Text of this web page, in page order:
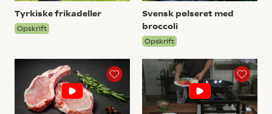
Tyrkiske frikadeller
Opskrift
Svensk pølseret med
broccoli
Opskrift